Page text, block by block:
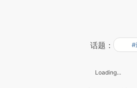
话题： #
Loading...